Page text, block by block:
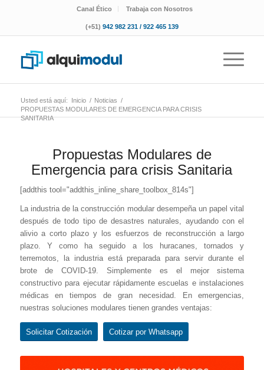
Canal Ético Trabaja con Nosotros
(+51) 942 982 231 / 922 465 139
Usted está aquí: Inicio / Noticias /
PROPUESTAS MODULARES DE EMERGENCIA PARA CRISIS
SANITARIA
Propuestas Modulares de
Emergencia para crisis Sanitaria
[addthis tool="addthis_inline_share_toolbox_814s"]
La industria de la construcción modular desempeña un papel vital
después de todo tipo de desastres naturales, ayudando con el
alivio a corto plazo y los esfuerzos de reconstrucción a largo
plazo. Y como ha seguido a los huracanes, tornados y
terremotos, la industria está preparada para servir durante el
brote de COVID-19. Simplemente es el mejor sistema
constructivo para ejecutar rápidamente escuelas e instalaciones
médicas en tiempos de gran necesidad. En emergencias,
nuestras soluciones modulares tienen grandes ventajas:
Solicitar Cotización Cotizar por Whatsapp